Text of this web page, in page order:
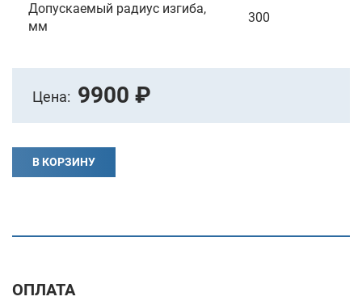
Допускаемый радиус изгиба,
мм
300
Цена: 9900 ₽
В КОРЗИНУ
ОПЛАТА